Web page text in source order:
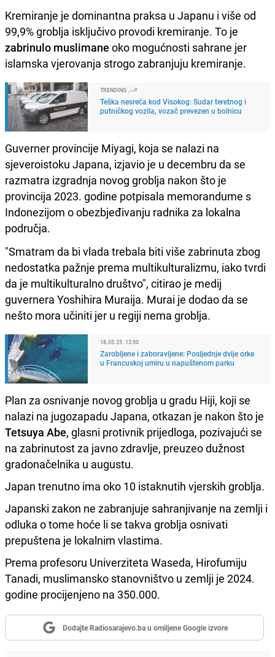
Kremiranje je dominantna praksa u Japanu i više od
99,9% groblja isključivo provodi kremiranje. To je
zabrinulo muslimane oko mogućnosti sahrane jer
islamska vjerovanja strogo zabranjuju kremiranje.
TRENDING
Teška nesreća kod Visokog: Sudar teretnog i
putničkog vozila, vozač prevezen u bolnicu
Guverner provincije Miyagi, koja se nalazi na
sjeveroistoku Japana, izjavio je u decembru da se
razmatra izgradnja novog groblja nakon što je
provincija 2023. godine potpisala memorandume s
Indonezijom o obezbjeđivanju radnika za lokalna
područja.
"Smatram da bi vlada trebala biti više zabrinuta zbog
nedostatka pažnje prema multikulturalizmu, iako tvrdi
da je multikulturalno društvo", citirao je medij
guvernera Yoshihira Muraija. Murai je dodao da se
nešto mora učiniti jer u regiji nema groblja.
18.05.25. 13:50
Zarobljene i zaboravljene: Posljednje dvije orke
u Francuskoj umiru u napuštenom parku
Plan za osnivanje novog groblja u gradu Hiji, koji se
nalazi na jugozapadu Japana, otkazan je nakon što je
Tetsuya Abe, glasni protivnik prijedloga, pozivajući se
na zabrinutost za javno zdravlje, preuzeo dužnost
gradonačelnika u augustu.
Japan trenutno ima oko 10 istaknutih vjerskih groblja.
Japanski zakon ne zabranjuje sahranjivanje na zemlji i
odluka o tome hoće li se takva groblja osnivati ​​
prepuštena je lokalnim vlastima.
Prema profesoru Univerziteta Waseda, Hirofumiju
Tanadi, muslimansko stanovništvo u zemlji je 2024.
godine procijenjeno na 350.000.
Dodajte Radiosarajevo.ba u omiljene Google izvore